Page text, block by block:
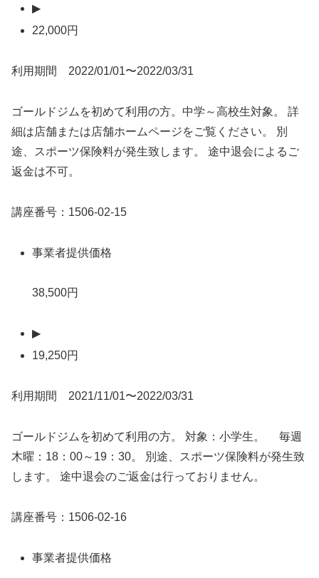
▶
22,000円
利用期間 2022/01/01〜2022/03/31
ゴールドジムを初めて利用の方。中学～高校生対象。 詳
細は店舗または店舗ホームページをご覧ください。 別
途、スポーツ保険料が発生致します。 途中退会によるご
返金は不可。
講座番号：1506-02-15
事業者提供価格
38,500円
▶
19,250円
利用期間 2021/11/01〜2022/03/31
ゴールドジムを初めて利用の方。 対象：小学生。 毎週
木曜：18：00～19：30。 別途、スポーツ保険料が発生致
します。 途中退会のご返金は行っておりません。
講座番号：1506-02-16
事業者提供価格